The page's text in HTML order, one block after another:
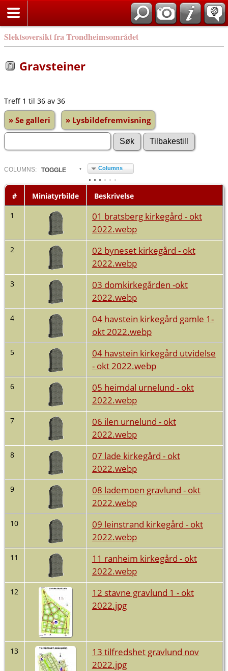
Slektsoversikt fra Trondheimsområdet
Gravsteiner
Treff 1 til 36 av 36
» Se galleri » Lysbildefremvisning
COLUMN S: TOGGLE Columns
# Miniatyrbilde
Beskrivelse
1
01 bratsberg kirkegård - okt
2022.webp
2
02 byneset kirkegård - okt
2022.webp
3
03 domkirkegården -okt
2022.webp
4
04 havstein kirkegård gamle 1-
okt 2022.webp
5
04 havstein kirkegård utvidelse
- okt 2022.webp
6
05 heimdal urnelund - okt
2022.webp
7
06 ilen urnelund - okt
2022.webp
8
07 lade kirkegård - okt
2022.webp
9
08 lademoen gravlund - okt
2022.webp
10
09 leinstrand kirkegård - okt
2022.webp
11
11 ranheim kirkegård - okt
2022.webp
12
12 stavne gravlund 1 - okt
2022.jpg
13
13 tilfredshet gravlund nov
2022.jpg